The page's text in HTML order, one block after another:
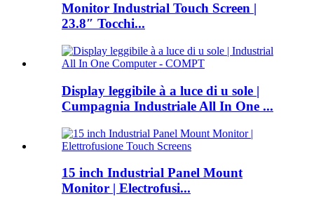
Monitor Industrial Touch Screen |
23.8″ Tocchi...
Display leggibile à a luce di u sole |
Cumpagnia Industriale All In One ...
15 inch Industrial Panel Mount
Monitor | Electrofusi...